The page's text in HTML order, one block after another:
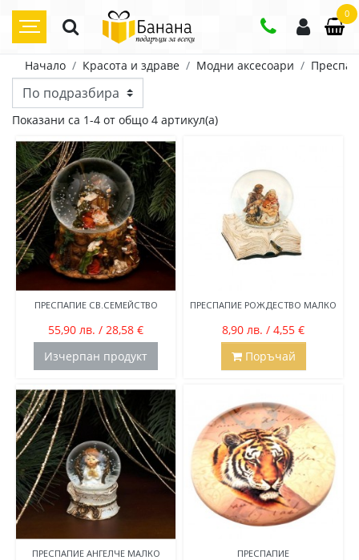
0
Начало Красота и здраве Модни аксесоари
Цена
8 лв. 56 лв.
Показани са 1-4 от общо 4 артикул(а)
ПРЕСПАПИЕ СВ.СЕМЕЙСТВО
55,90 лв. / 28,58 €
Изчерпан продукт
ПРЕСПАПИЕ РОЖДЕСТВО МАЛКО
8,90 лв. / 4,55 €
Поръчай
ПРЕСПАПИЕ АНГЕЛЧЕ МАЛКО ПРЕСПАПИЕ